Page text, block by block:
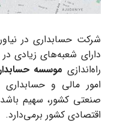
شرکت حسابداری در
دارای شعبه‌های زیادی
راه‌اندازی موسسه
امور مالی و
صنعتی کشور، سهیم
اقتصادی کشور برمی‌دارد.